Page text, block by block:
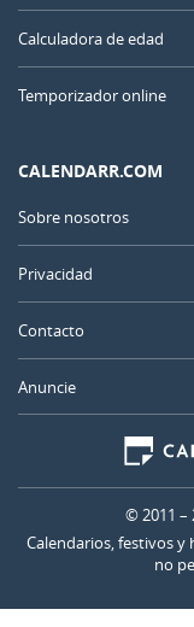
Calculadora de edad
Temporizador online
CALENDARR.COM
Sobre nosotros
Privacidad
Contacto
Anuncie
© 2011 –
Calendarios, festivos y
no